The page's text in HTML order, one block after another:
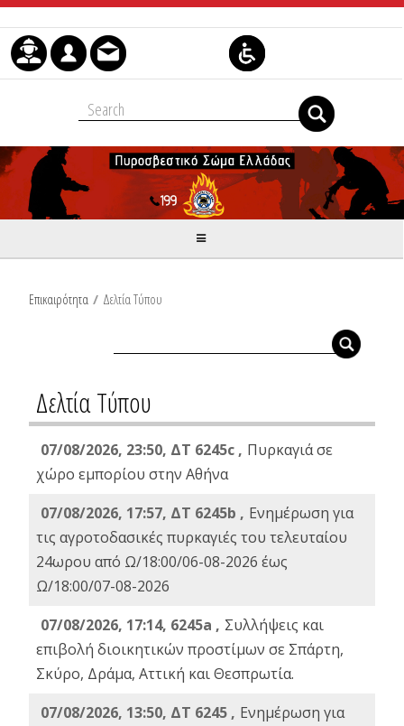
Skip to Content
Επικαιρότητα / Δελτία Τύπου
Δελτία Τύπου
07/08/2026, 23:50, ΔΤ 6245c , Πυρκαγιά σε
χώρο εμπορίου στην Αθήνα
07/08/2026, 17:57, ΔΤ 6245b , Ενημέρωση για
τις αγροτοδασικές πυρκαγιές του τελευταίου
24ωρου από Ω/18:00/06-08-2026 έως
Ω/18:00/07-08-2026
07/08/2026, 17:14, 6245a , Συλλήψεις και
επιβολή διοικητικών προστίμων σε Σπάρτη,
Σκύρο, Δράμα, Αττική και Θεσπρωτία.
07/08/2026, 13:50, ΔΤ 6245 , Ενημέρωση για